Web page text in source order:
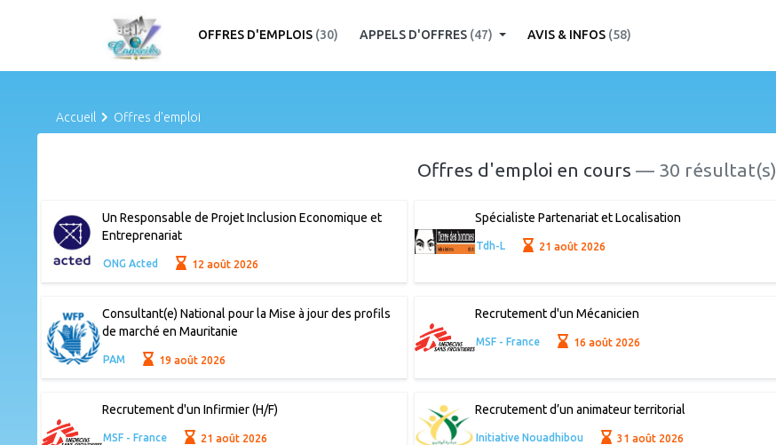
OFFRES D'EMPLOIS (30) APPELS D'OFFRES (47) AVIS & INFOS (58)
Accueil Offres d'emploi
Offres d'emploi en cours — 30 résultat(s)
Un Responsable de Projet Inclusion Economique et
Entreprenariat
ONG Acted 12 août 2026
Spécialiste Partenariat et Localisation
Tdh-L 21 août 2026
Consultant(e) National pour la Mise à jour des profils
de marché en Mauritanie
PAM 19 août 2026
Recrutement d'un Mécanicien
MSF - France 16 août 2026
Recrutement d'un Infirmier (H/F)
MSF - France 21 août 2026
Recrutement d’un animateur territorial
Initiative Nouadhibou 31 août 2026